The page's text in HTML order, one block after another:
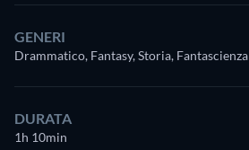
GENERI
Drammatico, Fantasy, Storia, Fantascienza
DURATA
1h 10min